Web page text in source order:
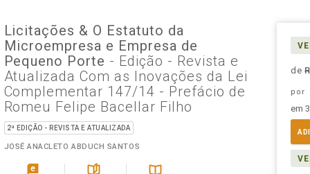
Licitações & O Estatuto da
Microempresa e Empresa de
Pequeno Porte - Edição - Revista e
Atualizada Com as Inovações da Lei
Complementar 147/14 - Prefácio de
Romeu Felipe Bacellar Filho
2ª EDIÇÃO - REVISTA E ATUALIZADA
JOSÉ ANACLETO ABDUCH SANTOS
de
por
em